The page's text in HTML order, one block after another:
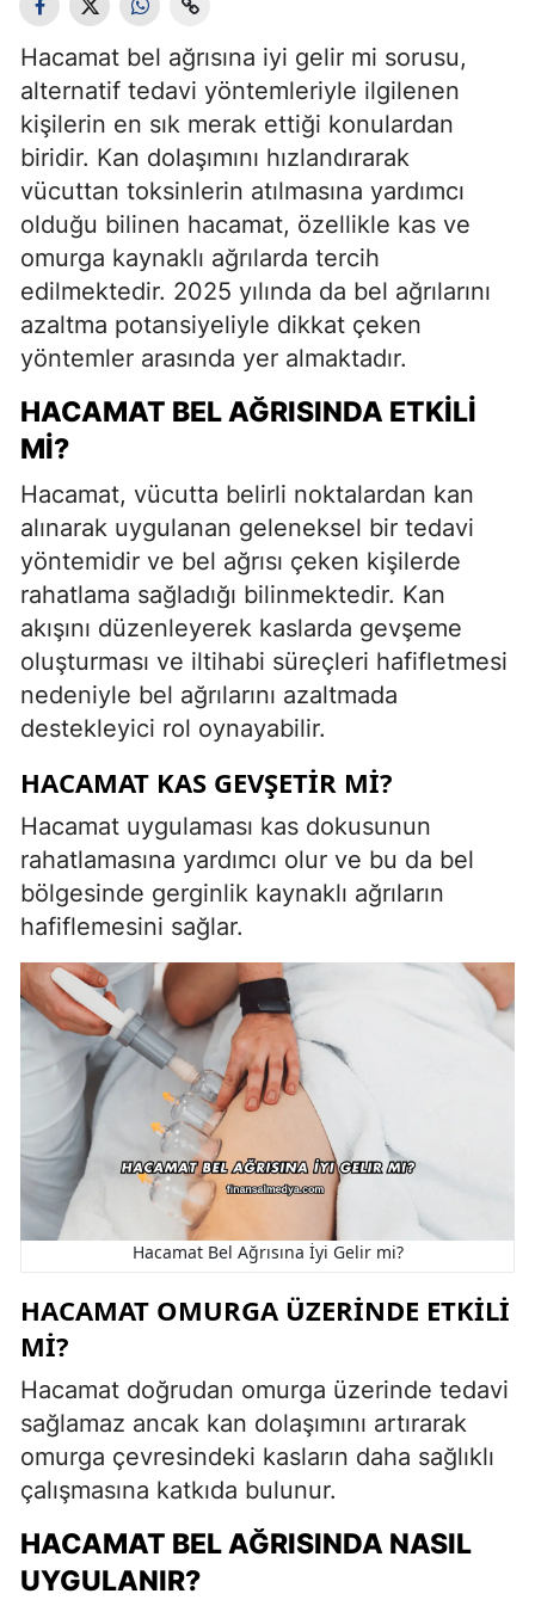
Hacamat bel ağrısına iyi gelir mi sorusu,
alternatif tedavi yöntemleriyle ilgilenen
kişilerin en sık merak ettiği konulardan
biridir. Kan dolaşımını hızlandırarak
vücuttan toksinlerin atılmasına yardımcı
olduğu bilinen hacamat, özellikle kas ve
omurga kaynaklı ağrılarda tercih
edilmektedir. 2025 yılında da bel ağrılarını
azaltma potansiyeliyle dikkat çeken
yöntemler arasında yer almaktadır.
HACAMAT BEL AĞRISINDA ETKILI
MI?
Hacamat, vücutta belirli noktalardan kan
alınarak uygulanan geleneksel bir tedavi
yöntemidir ve bel ağrısı çeken kişilerde
rahatlama sağladığı bilinmektedir. Kan
akışını düzenleyerek kaslarda gevşeme
oluşturması ve iltihabi süreçleri hafifletmesi
nedeniyle bel ağrılarını azaltmada
destekleyici rol oynayabilir.
HACAMAT KAS GEVŞETIR MI?
Hacamat uygulaması kas dokusunun
rahatlamasına yardımcı olur ve bu da bel
bölgesinde gerginlik kaynaklı ağrıların
hafiflemesini sağlar.
Hacamat Bel Ağrısına İyi Gelir mi?
HACAMAT OMURGA ÜZERINDE ETKILI
MI?
Hacamat doğrudan omurga üzerinde tedavi
sağlamaz ancak kan dolaşımını artırarak
omurga çevresindeki kasların daha sağlıklı
çalışmasına katkıda bulunur.
HACAMAT BEL AĞRISINDA NASIL
UYGULANIR?